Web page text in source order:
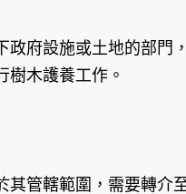
府設施或土地的部門
木護養工作。
其管轄範圍，需要轉介